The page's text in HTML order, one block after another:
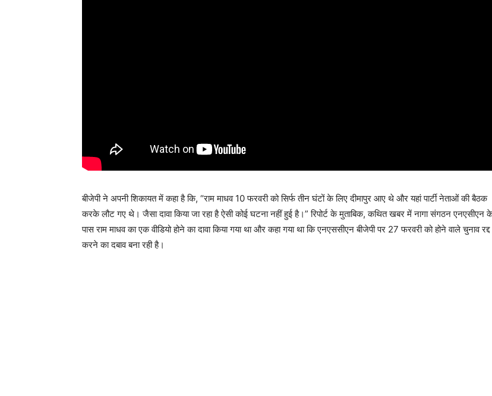
बीजेपी ने अपनी शिकायत में कहा है कि, “राम माधव 10 फरवरी को सिर्फ तीन घंटों के लिए दीमापुर आए थे और यहां पार्टी नेताओं की बैठक
करके लौट गए थे। जैसा दावा किया जा रहा है ऐसी कोई घटना नहीं हुई है।” रिपोर्ट के मुताबिक, कथित खबर में नागा संगठन एनएसीएन
पास राम माधव का एक वीडियो होने का दावा किया गया था और कहा गया था कि एनएससीएन बीजेपी पर 27 फरवरी को होने वाले चुनाव रद्द
करने का दबाव बना रही है।